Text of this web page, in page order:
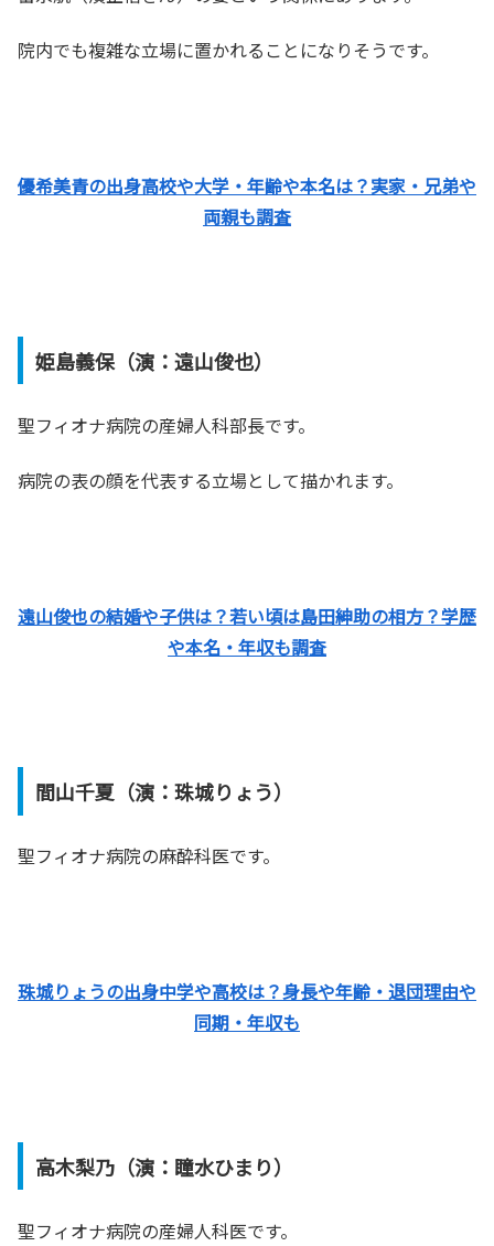
院内でも複雑な立場に置かれることになりそうです。
優希美青の出身高校や大学・年齢や本名は？実家・兄弟や
両親も調査
姫島義保（演：遠山俊也）
聖フィオナ病院の産婦人科部長です。
病院の表の顔を代表する立場として描かれます。
遠山俊也の結婚や子供は？若い頃は島田紳助の相方？学歴
や本名・年収も調査
間山千夏（演：珠城りょう）
聖フィオナ病院の麻酔科医です。
珠城りょうの出身中学や高校は？身長や年齢・退団理由や
同期・年収も
高木梨乃（演：瞳水ひまり）
聖フィオナ病院の産婦人科医です。